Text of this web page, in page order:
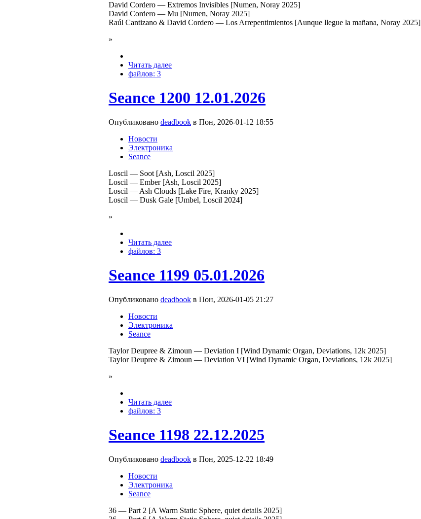
David Cordero — Extremos Invisibles [Numen, Noray 2025]
David Cordero — Mu [Numen, Noray 2025]
Raúl Cantizano & David Cordero — Los Arrepentimientos [Aunque llegue la mañana, Noray 2025]
»
Читать далее
файлов: 3
Seance 1200 12.01.2026
Опубликовано deadbook в Пон, 2026-01-12 18:55
Новости
Электроника
Seance
Loscil — Soot [Ash, Loscil 2025]
Loscil — Ember [Ash, Loscil 2025]
Loscil — Ash Clouds [Lake Fire, Kranky 2025]
Loscil — Dusk Gale [Umbel, Loscil 2024]
»
Читать далее
файлов: 3
Seance 1199 05.01.2026
Опубликовано deadbook в Пон, 2026-01-05 21:27
Новости
Электроника
Seance
Taylor Deupree & Zimoun — Deviation I [Wind Dynamic Organ, Deviations, 12k 2025]
Taylor Deupree & Zimoun — Deviation VI [Wind Dynamic Organ, Deviations, 12k 2025]
»
Читать далее
файлов: 3
Seance 1198 22.12.2025
Опубликовано deadbook в Пон, 2025-12-22 18:49
Новости
Электроника
Seance
36 — Part 2 [A Warm Static Sphere, quiet details 2025]